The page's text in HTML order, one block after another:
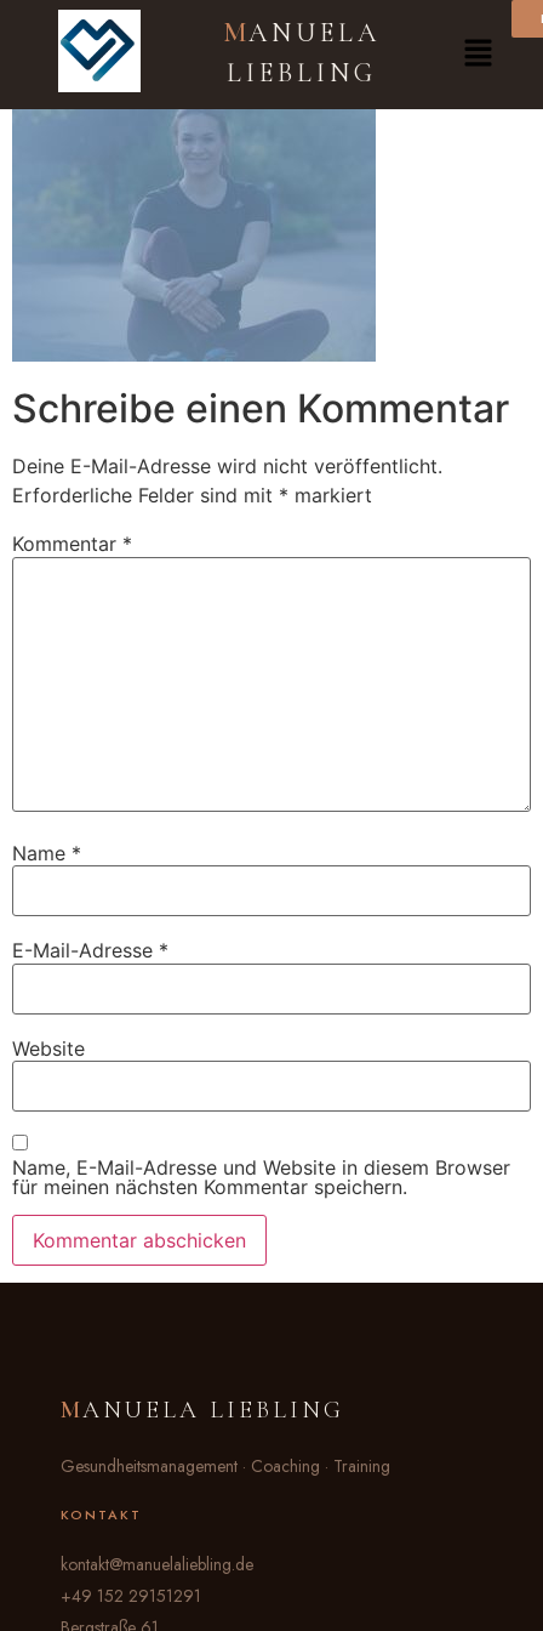
MANUELA
LIEBLING
02
Schreibe einen Kommentar
Deine E-Mail-Adresse wird nicht veröffentlicht.
Erforderliche Felder sind mit * markiert
Kommentar *
Name *
E-Mail-Adresse *
Website
Name, E-Mail-Adresse und Website in diesem Browser
für meinen nächsten Kommentar speichern.
MANUELA LIEBLING
Gesundheitsmanagement · Coaching · Training
KONTAKT
kontakt@manuelaliebling.de
+49 152 29151291